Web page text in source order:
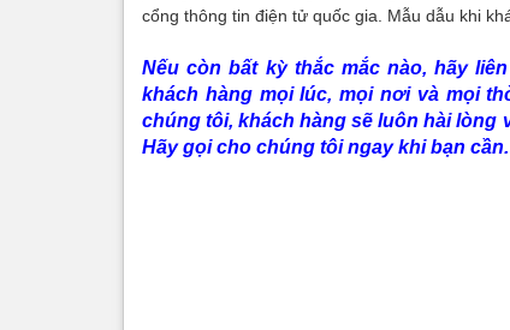
cổng thông tin điện tử quốc gia. Mẫu dẫu khi
Nếu còn bất kỳ thắc mắc nào, hãy
khách hàng mọi lúc, mọi nơi và mọi
chúng tôi, khách hàng sẽ luôn hài lòng
Hãy gọi cho chúng tôi ngay khi bạn